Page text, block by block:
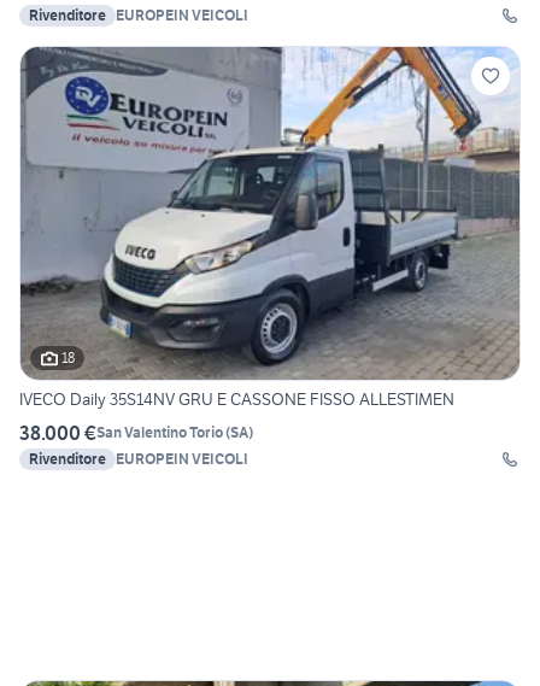
Rivenditore EUROPEIN VEICOLI
18
IVECO Daily 35S14NV GRU E CASSONE FISSO ALLESTIMEN
38.000 €San Valentino Torio(SA)
Rivenditore EUROPEIN VEICOLI